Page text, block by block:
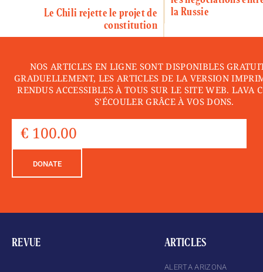
Le Chili rejette le projet de
constitution
la Russie
NOS ARTICLES EN LIGNE SONT DISPONIBLES
GRADUELLEMENT, LES ARTICLES DE LA VERSION
RENDUS ACCESSIBLES À TOUS SUR LE SITE WEB. LAVA
S’ÉCOULER GRÂCE À VOS DONS.
DONATE
REVUE ARTICLES
ALERTA ARIZONA